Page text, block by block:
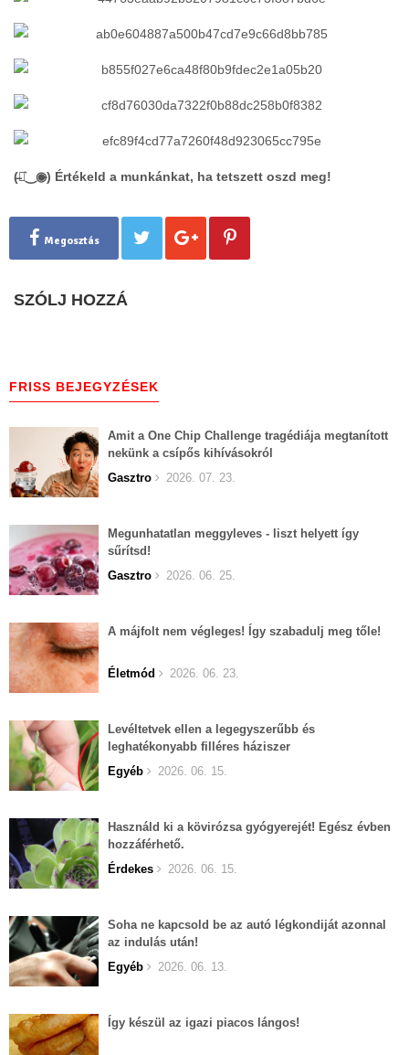
(̶◉͛‿◉̶) Értékeld a munkánkat, ha tetszett oszd meg!
Megosztás
SZÓLJ HOZZÁ
FRISS BEJEGYZÉSEK
Amit a One Chip Challenge tragédiája megtanított
nekünk a csípős kihívásokról
Gasztro
2026. 07. 23.
Megunhatatlan meggyleves - liszt helyett így
sűrítsd!
Gasztro
2026. 06. 25.
A májfolt nem végleges! Így szabadulj meg tőle!
Életmód 2026. 06. 23.
Levéltetvek ellen a legegyszerűbb és
leghatékonyabb filléres háziszer
Egyéb
2026. 06. 15.
Használd ki a kövirózsa gyógyerejét! Egész évben
hozzáférhető.
Érdekes
2026. 06. 15.
Soha ne kapcsold be az autó légkondiját azonnal
az indulás után!
Egyéb
2026. 06. 13.
Így készül az igazi piacos lángos!